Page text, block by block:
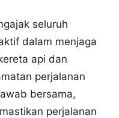
seluruh
dalam menjaga
api dan
perjalanan
bersama,
perjalanan